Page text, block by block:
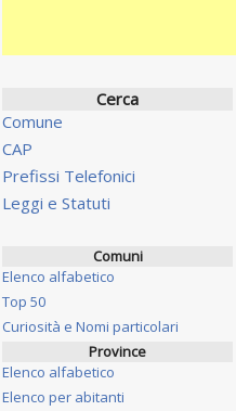
Cerca
Comune
CAP
Prefissi Telefonici
Leggi e Statuti
Comuni
Elenco alfabetico
Top 50
Curiosità e Nomi particolari
Province
Elenco alfabetico
Elenco per abitanti